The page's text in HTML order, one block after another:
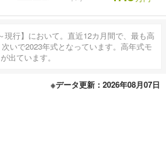
現行】において。直近12カ月間で、最も高
いで2023年式となっています。高年式モ
出ています。
※データ更新：2026年08月07日